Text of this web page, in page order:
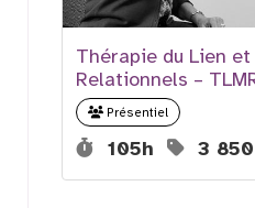
Thérapie du Lien et
Relationnels –
Présentiel
Durée :
105h Prix :
3